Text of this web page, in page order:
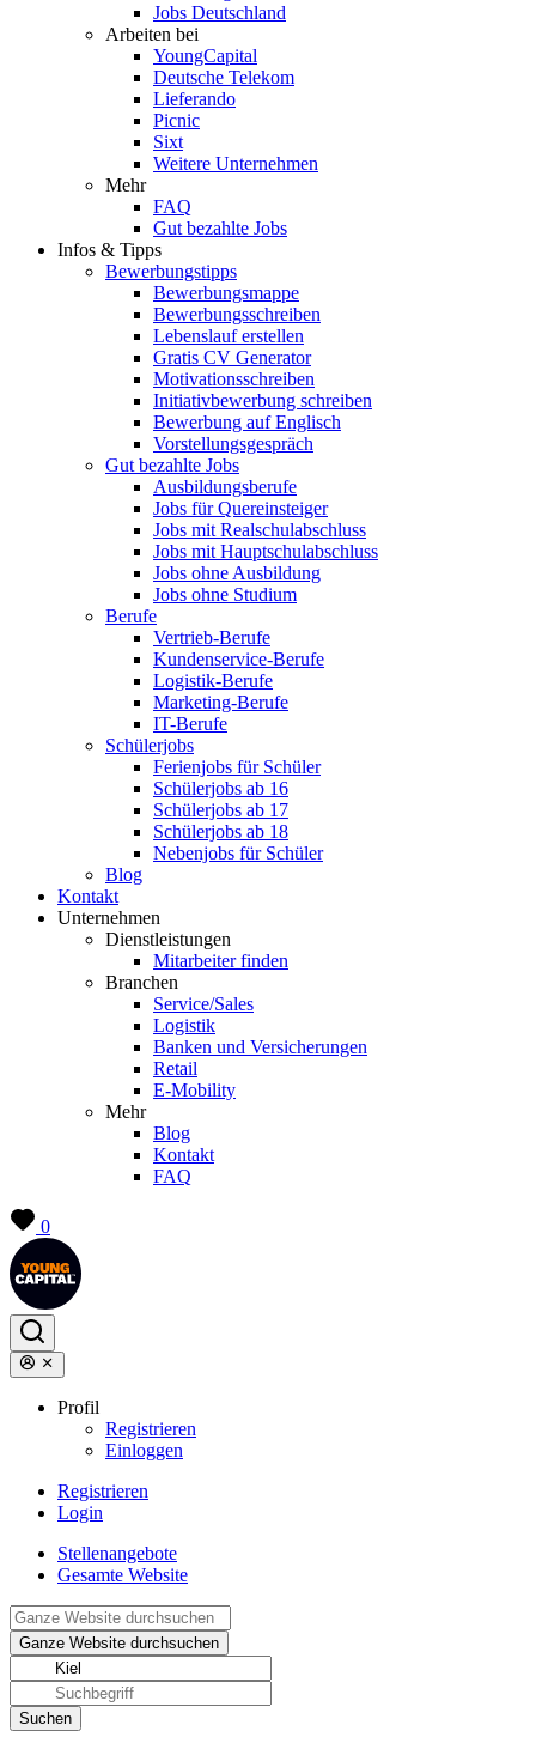
Jobs Deutschland
Arbeiten bei
YoungCapital
Deutsche Telekom
Lieferando
Picnic
Sixt
Weitere Unternehmen
Mehr
FAQ
Gut bezahlte Jobs
Infos & Tipps
Bewerbungstipps
Bewerbungsmappe
Bewerbungsschreiben
Lebenslauf erstellen
Gratis CV Generator
Motivationsschreiben
Initiativbewerbung schreiben
Bewerbung auf Englisch
Vorstellungsgespräch
Gut bezahlte Jobs
Ausbildungsberufe
Jobs für Quereinsteiger
Jobs mit Realschulabschluss
Jobs mit Hauptschulabschluss
Jobs ohne Ausbildung
Jobs ohne Studium
Berufe
Vertrieb-Berufe
Kundenservice-Berufe
Logistik-Berufe
Marketing-Berufe
IT-Berufe
Schülerjobs
Ferienjobs für Schüler
Schülerjobs ab 16
Schülerjobs ab 17
Schülerjobs ab 18
Nebenjobs für Schüler
Blog
Kontakt
Unternehmen
Dienstleistungen
Mitarbeiter finden
Branchen
Service/Sales
Logistik
Banken und Versicherungen
Retail
E-Mobility
Mehr
Blog
Kontakt
FAQ
0
Profil
Registrieren
Einloggen
Registrieren
Login
Stellenangebote
Gesamte Website